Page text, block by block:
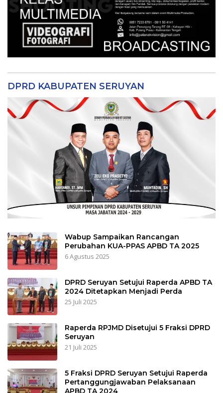
DPRD KABUPATEN SERUYAN
Wabup Sampaikan Rancangan
Perubahan KUA-PPAS APBD TA 2025
6 Agustus 2025
DPRD Seruyan Setujui Raperda APBD TA
2024 Ditetapkan Menjadi Perda
25 Juli 2025
Raperda RPJMD Disetujui 5 Fraksi DPRD
Seruyan
21 Juli 2025
5 Fraksi DPRD Seruyan Setujui Raperda
Pertanggungjawaban Pelaksanaan
APBD TA 2024